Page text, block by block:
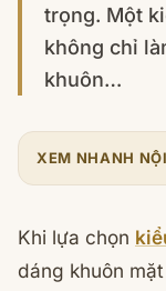
trọng. Một
không chỉ
khuôn…
XEM NHANH
Khi lựa chọn
dáng khuôn